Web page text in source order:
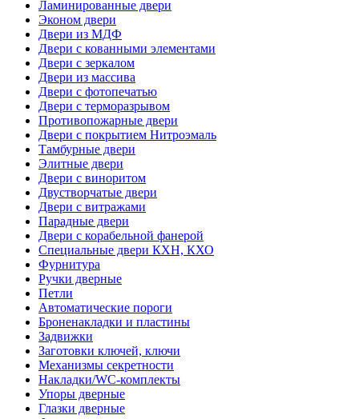
Ламинированные двери
Эконом двери
Двери из МДФ
Двери с кованными элементами
Двери с зеркалом
Двери из массива
Двери с фотопечатью
Двери с терморазрывом
Противопожарные двери
Двери с покрытием Нитроэмаль
Тамбурные двери
Элитные двери
Двери с виноритом
Двустворчатые двери
Двери с витражами
Парадные двери
Двери с корабельной фанерой
Специальные двери КХН, КХО
Фурнитура
Ручки дверные
Петли
Автоматические пороги
Броненакладки и пластины
Задвижки
Заготовки ключей, ключи
Механизмы секретности
Накладки/WC-комплекты
Упоры дверные
Глазки дверные